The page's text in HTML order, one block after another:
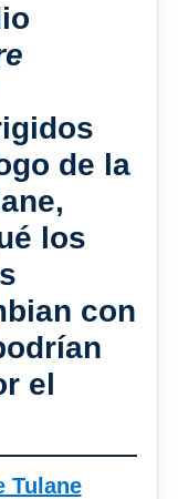
de la
los
con
el
Tulane